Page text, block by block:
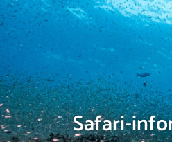
Safari-